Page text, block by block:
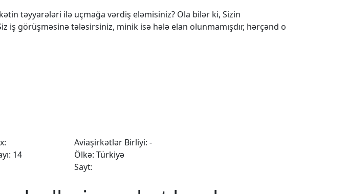
təyyarələri ilə uçmağa vərdiş eləmisiniz? Ola bilər ki, Sizin
görüşməsinə tələsirsiniz, minik isə hələ elan olunmamışdır, hərçənd o
14
Aviaşirkətlər Birliyi: -
Ölkə: Türkiyə
Sayt: